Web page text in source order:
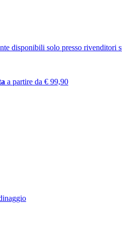
disponibili solo presso rivenditori
a partire da € 99,90